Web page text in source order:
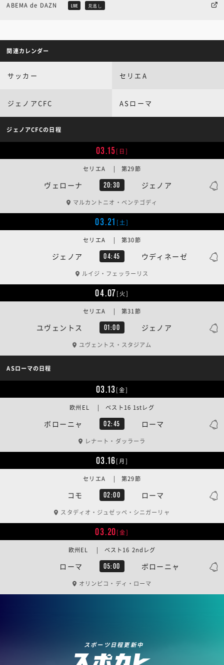
ABEMA de DAZN LIVE 見逃し
関連カレンダー
サッカー セリエA
ジェノアCFC ASローマ
ジェノアCFCの日程
03.15[日]
ヴェローナ 20:30 ジェノア
セリエA | 第29節
マルカントニオ・ベンテゴディ
03.21 [土]
ジェノア 04:45 ウディネーゼ
セリエA | 第30節
ルイジ・フェッラーリス
04.07[火]
ユヴェントス 01:00 ジェノア
セリエA | 第31節
ユヴェントス・スタジアム
ASローマの日程
03.13[金]
ボローニャ 02:45 ローマ
欧州EL | ベスト16 1stレグ
レナート・ダッラーラ
03.16[月]
コモ 02:00 ローマ
セリエA | 第29節
スタディオ・ジュゼッペ・シニガーリャ
03.20[金]
ローマ 05:00 ボローニャ
欧州EL | ベスト16 2ndレグ
オリンピコ・ディ・ローマ
スポーツ日程更新中